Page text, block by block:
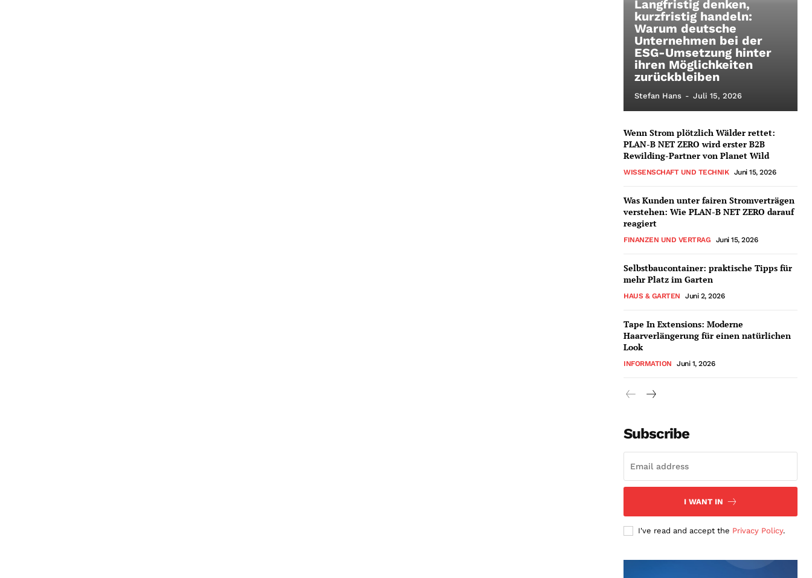
Langfristig denken,
kurzfristig handeln:
Warum deutsche
Unternehmen bei der
ESG-Umsetzung hinter
ihren Möglichkeiten
zurückbleiben
Stefan Hans - Juli 15, 2026
Wenn Strom plötzlich Wälder rettet:
PLAN-B NET ZERO wird erster B2B
Rewilding-Partner von Planet Wild
WISSENSCHAFT UND TECHNIK Juni 15, 2026
Was Kunden unter fairen Stromverträgen
verstehen: Wie PLAN-B NET ZERO darauf
reagiert
FINANZEN UND VERTRAG Juni 15, 2026
Selbstbaucontainer: praktische Tipps für
mehr Platz im Garten
HAUS & GARTEN Juni 2, 2026
Tape In Extensions: Moderne
Haarverlängerung für einen natürlichen
Look
INFORMATION Juni 1, 2026
Subscribe
I WANT IN
I've read and accept the Privacy Policy.